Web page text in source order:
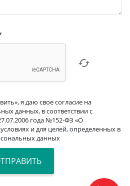
я даю свое согласие на
данных, в соответствии с
года №152-ФЗ «О
и для целей, определенных в
данных